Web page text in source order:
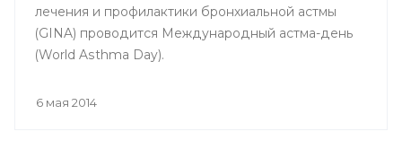
лечения и профилактики бронхиальной астмы
(GINA) проводится Международный астма-день
(World Asthma Day).
6 мая 2014